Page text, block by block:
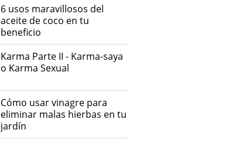
6 usos maravillosos del
aceite de coco en tu
beneficio
Karma Parte II - Karma-saya
o Karma Sexual
Cómo usar vinagre para
eliminar malas hierbas en tu
jardín